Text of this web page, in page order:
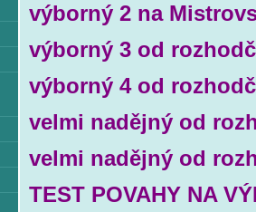
výborný 2 na
výborný 3 od
výborný 4 od
velmi nadějný od
velmi nadějný od
TEST POVAHY NA